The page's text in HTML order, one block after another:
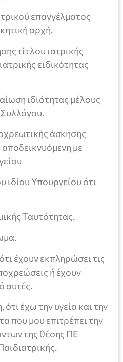
επαγγέλματος
αρχή.
τίτλου ιατρικής
ειδικότητας
ιδιότητας μέλους
Συλλόγου.
άσκησης
με
ιδίου Υπουργείου ότι
Ταυτότητας.
έχουν εκπληρώσει τις
ή έχουν
αυτές.
έχω την υγεία και την
που μου επιτρέπει την
της θέσης ΠΕ